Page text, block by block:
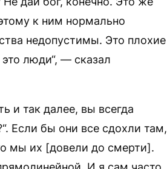
к ним нормально
недопустимы. Это плохие
люди“, — сказал
и так далее, вы всегда
Если бы они все сдохли там,
мы их [довели до смерти].